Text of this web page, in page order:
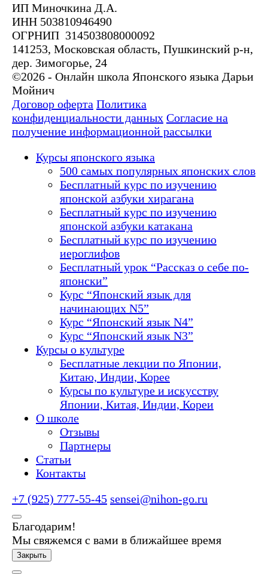
ИП Миночкина Д.А.
ИНН 503810946490
ОГРНИП 314503808000092
141253, Московская область, Пушкинский р-н,
дер. Зимогорье, 24
©2026 - Онлайн школа Японского языка Дарьи
Мойнич
Договор оферта Политика
конфиденциальности данных Согласие на
получение информационной рассылки
Курсы японского языка
500 самых популярных японских слов
Бесплатный курс по изучению
японской азбуки хирагана
Бесплатный курс по изучению
японской азбуки катакана
Бесплатный курс по изучению
иероглифов
Бесплатный урок “Рассказ о себе по-
японски”
Курс “Японский язык для
начинающих N5”
Курс “Японский язык N4”
Курс “Японский язык N3”
Курсы о культуре
Бесплатные лекции по Японии,
Китаю, Индии, Корее
Курсы по культуре и искусству
Японии, Китая, Индии, Кореи
О школе
Отзывы
Партнеры
Статьи
Контакты
+7 (925) 777-55-45 sensei@nihon-go.ru
Благодарим!
Мы свяжемся с вами в ближайшее время
Закрыть